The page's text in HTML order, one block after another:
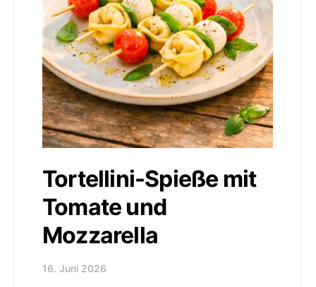
Tortellini-Spieße mit
Tomate und
Mozzarella
16. Juni 2026